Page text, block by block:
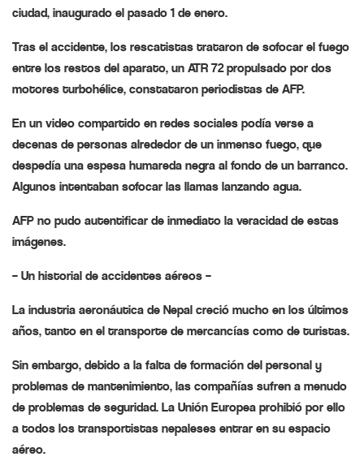
ciudad, inaugurado el pasado 1 de enero.
Tras el accidente, los rescatistas trataron de sofocar el fuego
entre los restos del aparato, un ATR 72 propulsado por dos
motores turbohélice, constataron periodistas de AFP.
En un video compartido en redes sociales podía verse a
decenas de personas alrededor de un inmenso fuego, que
despedía una espesa humareda negra al fondo de un barranco.
Algunos intentaban sofocar las llamas lanzando agua.
AFP no pudo autentificar de inmediato la veracidad de estas
imágenes.
– Un historial de accidentes aéreos –
La industria aeronáutica de Nepal creció mucho en los últimos
años, tanto en el transporte de mercancías como de turistas.
Sin embargo, debido a la falta de formación del personal y
problemas de mantenimiento, las compañías sufren a menudo
de problemas de seguridad. La Unión Europea prohibió por ello
a todos los transportistas nepaleses entrar en su espacio
aéreo.